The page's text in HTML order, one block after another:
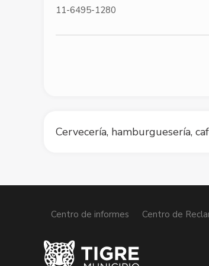
11-6495-1280
Cervecería, hamburguesería,
Centro de informes Centro de